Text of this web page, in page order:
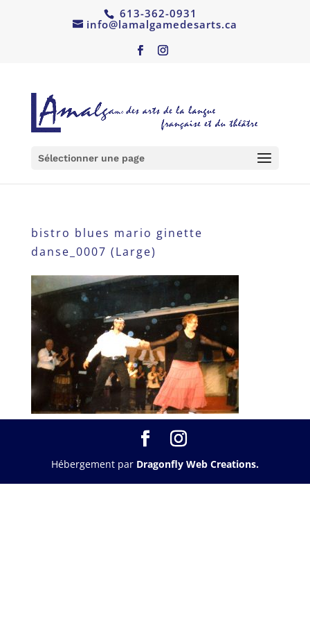
613-362-0931
info@lamalgamedesarts.ca
Sélectionner une page
bistro blues mario ginette
danse_0007 (Large)
Hébergement par Dragonfly Web Creations.